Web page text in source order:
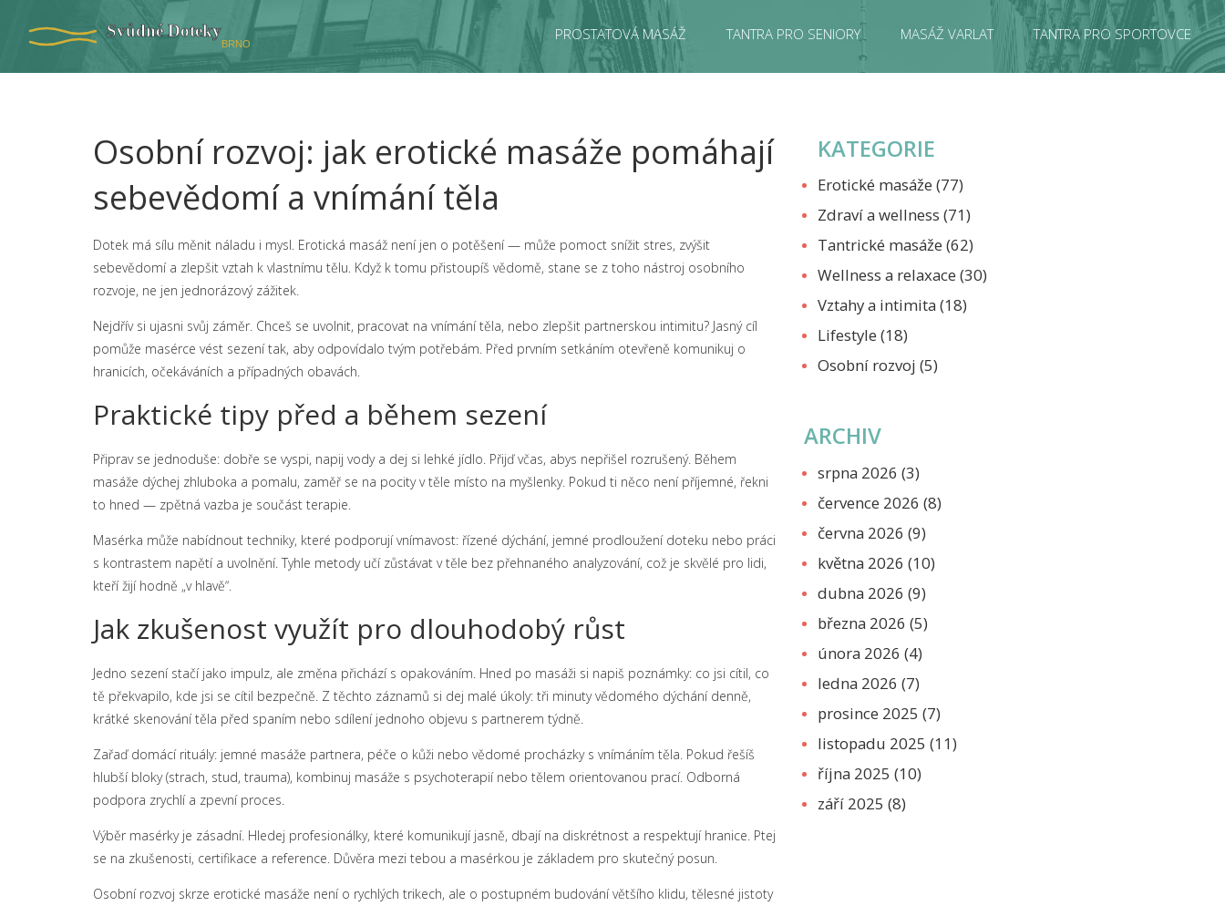
PROSTATOVÁ MASÁŽ TANTRA PRO SENIORY MASÁŽ VARLAT TANTRA PRO SPORTOVCE
Osobní rozvoj: jak erotické masáže pomáhají
sebevědomí a vnímání těla
Dotek má sílu měnit náladu i mysl. Erotická masáž není jen o potěšení — může pomoct snížit stres, zvýšit
sebevědomí a zlepšit vztah k vlastnímu tělu. Když k tomu přistoupíš vědomě, stane se z toho nástroj osobního
rozvoje, ne jen jednorázový zážitek.
Nejdřív si ujasni svůj záměr. Chceš se uvolnit, pracovat na vnímání těla, nebo zlepšit partnerskou intimitu? Jasný cíl
pomůže masérce vést sezení tak, aby odpovídalo tvým potřebám. Před prvním setkáním otevřeně komunikuj o
hranicích, očekáváních a případných obavách.
Praktické tipy před a během sezení
Připrav se jednoduše: dobře se vyspi, napij vody a dej si lehké jídlo. Přijď včas, abys nepřišel rozrušený. Během
masáže dýchej zhluboka a pomalu, zaměř se na pocity v těle místo na myšlenky. Pokud ti něco není příjemné, řekni
to hned — zpětná vazba je součást terapie.
Masérka může nabídnout techniky, které podporují vnímavost: řízené dýchání, jemné prodloužení doteku nebo práci
s kontrastem napětí a uvolnění. Tyhle metody učí zůstávat v těle bez přehnaného analyzování, což je skvělé pro lidi,
kteří žijí hodně „v hlavě“.
Jak zkušenost využít pro dlouhodobý růst
Jedno sezení stačí jako impulz, ale změna přichází s opakováním. Hned po masáži si napiš poznámky: co jsi cítil, co
tě překvapilo, kde jsi se cítil bezpečně. Z těchto záznamů si dej malé úkoly: tři minuty vědomého dýchání denně,
krátké skenování těla před spaním nebo sdílení jednoho objevu s partnerem týdně.
Zařaď domácí rituály: jemné masáže partnera, péče o kůži nebo vědomé procházky s vnímáním těla. Pokud řešíš
hlubší bloky (strach, stud, trauma), kombinuj masáže s psychoterapií nebo tělem orientovanou prací. Odborná
podpora zrychlí a zpevní proces.
Výběr masérky je zásadní. Hledej profesionálky, které komunikují jasně, dbají na diskrétnost a respektují hranice. Ptej
se na zkušenosti, certifikace a reference. Důvěra mezi tebou a masérkou je základem pro skutečný posun.
Osobní rozvoj skrze erotické masáže není o rychlých trikech, ale o postupném budování většího klidu, tělesné jistoty
KATEGORIE
Erotické masáže (77)
Zdraví a wellness (71)
Tantrické masáže (62)
Wellness a relaxace (30)
Vztahy a intimita (18)
Lifestyle (18)
Osobní rozvoj (5)
ARCHIV
srpna 2026 (3)
července 2026 (8)
června 2026 (9)
května 2026 (10)
dubna 2026 (9)
března 2026 (5)
února 2026 (4)
ledna 2026 (7)
prosince 2025 (7)
listopadu 2025 (11)
října 2025 (10)
září 2025 (8)